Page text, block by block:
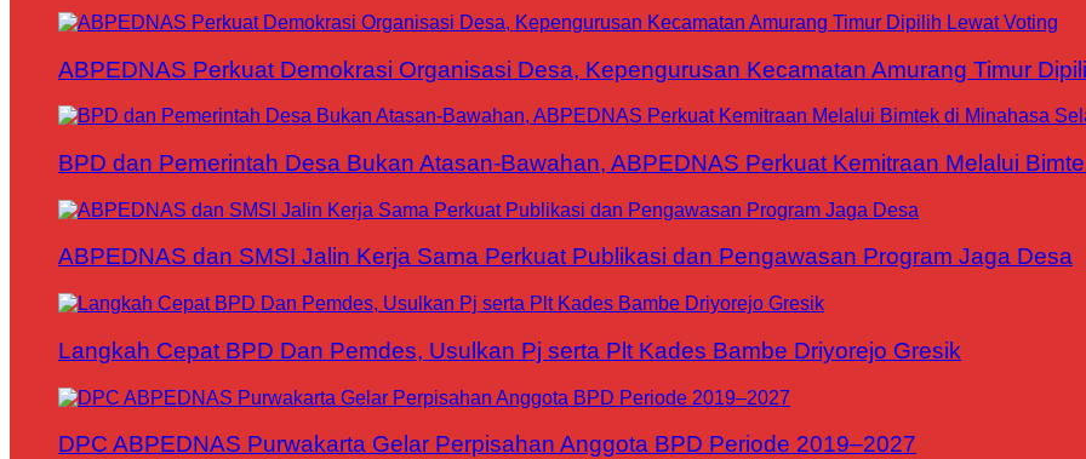
ABPEDNAS Perkuat Demokrasi Organisasi Desa, Kepengurusan Kecamatan Amurang Timur
BPD dan Pemerintah Desa Bukan Atasan-Bawahan, ABPEDNAS Perkuat Kemitraan Melalui
ABPEDNAS dan SMSI Jalin Kerja Sama Perkuat Publikasi dan Pengawasan Program Jaga Desa
Langkah Cepat BPD Dan Pemdes, Usulkan Pj serta Plt Kades Bambe Driyorejo Gresik
DPC ABPEDNAS Purwakarta Gelar Perpisahan Anggota BPD Periode 2019–2027